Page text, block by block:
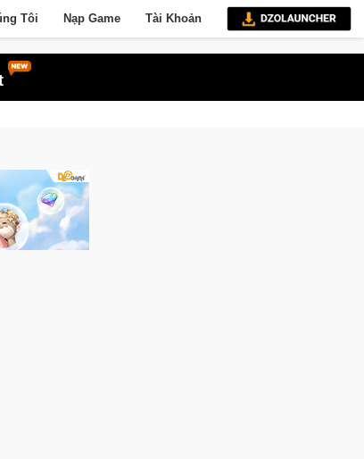
Tôi Nạp Game Tài Khoản